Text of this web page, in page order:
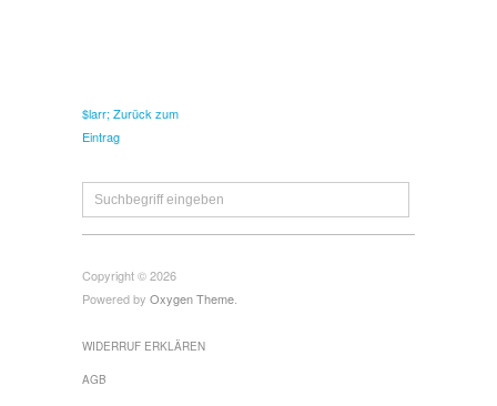
$larr; Zurück zum
Eintrag
Copyright © 2026
Powered by Oxygen Theme.
WIDERRUF ERKLÄREN
AGB